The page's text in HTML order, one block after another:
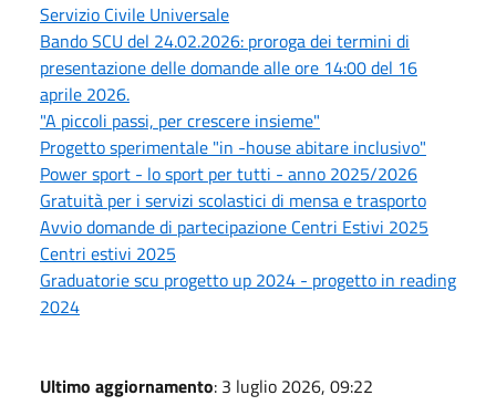
Servizio Civile Universale
Bando SCU del 24.02.2026: proroga dei termini di
presentazione delle domande alle ore 14:00 del 16
aprile 2026.
"A piccoli passi, per crescere insieme"
Progetto sperimentale "in -house abitare inclusivo"
Power sport - lo sport per tutti - anno 2025/2026
Gratuità per i servizi scolastici di mensa e trasporto
Avvio domande di partecipazione Centri Estivi 2025
Centri estivi 2025
Graduatorie scu progetto up 2024 - progetto in reading
2024
Ultimo aggiornamento: 3 luglio 2026, 09:22